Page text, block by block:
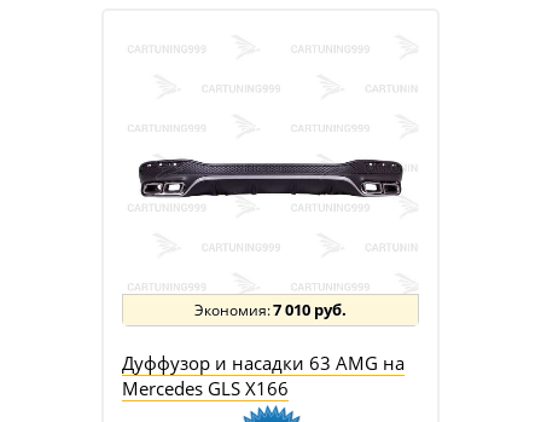
7 010 руб.
Дуффузор и насадки 63 AMG на
Mercedes GLS X166